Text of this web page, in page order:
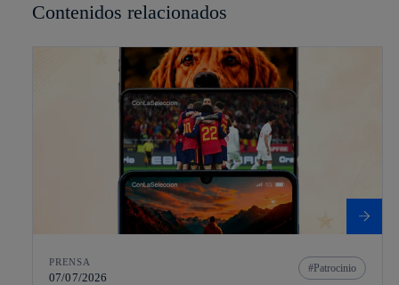
Contenidos relacionados
PRENSA
07/07/2026
Patrocinio